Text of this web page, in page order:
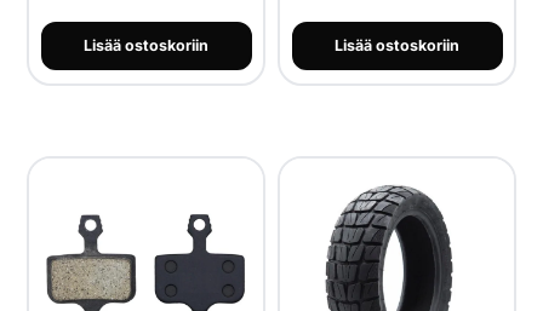
Lisää ostoskoriin Lisää ostoskoriin